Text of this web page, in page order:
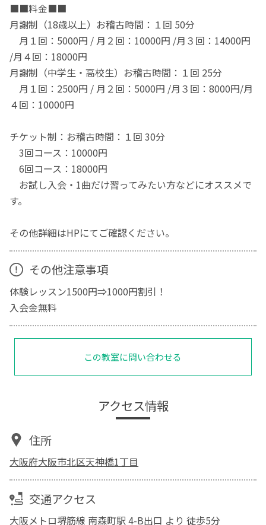
■■料金■■
月謝制（18歳以上）お稽古時間：１回 50分
月１回：5000円 / 月２回：10000円 /月３回：14000円
/月４回：18000円
月謝制（中学生・高校生）お稽古時間：１回 25分
月１回：2500円 / 月２回：5000円 /月３回：8000円/月
４回：10000円
チケット制：お稽古時間：１回 30分
3回コース：10000円
6回コース：18000円
お試し入会・1曲だけ習ってみたい方などにオススメで
す。
その他詳細はHPにてご確認ください。
その他注意事項
体験レッスン1500円⇒1000円割引！
入会金無料
この教室に問い合わせる
アクセス情報
住所
大阪府大阪市北区天神橋1丁目
交通アクセス
大阪メトロ堺筋線 南森町駅 4-B出口 より 徒歩5分